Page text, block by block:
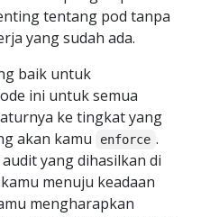
tentang pod tanpa
yang sudah ada.
baik untuk
ini untuk semua
ke tingkat yang
akan kamu enforce .
yang dihasilkan di
menuju keadaan
mengharapkan